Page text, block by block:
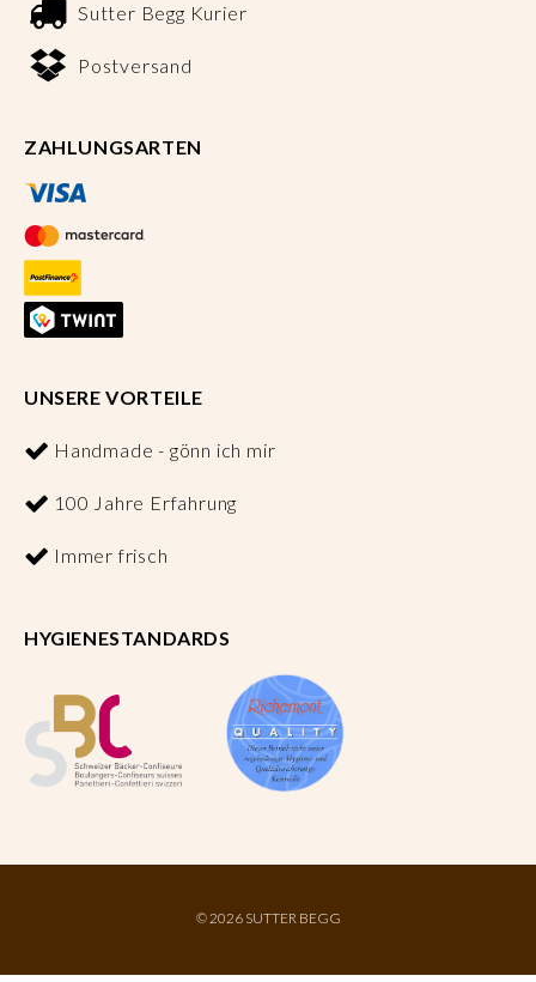
Sutter Begg Kurier
Postversand
ZAHLUNGSARTEN
UNSERE VORTEILE
Handmade - gönn ich mir
100 Jahre Erfahrung
Immer frisch
HYGIENESTANDARDS
©2026 SUTTER BEGG